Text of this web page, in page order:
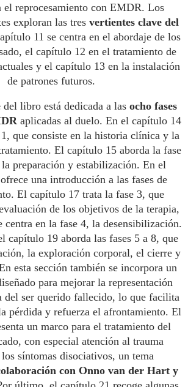
el reprocesamiento con EMDR. Los
exploran las tres vertientes clave del
11 se centra en el abordaje de los
el capítulo 12 en el tratamiento de
y el capítulo 13 en la instalación
de patrones futuros.
del libro está dedicada a las ocho fases
aplicadas al duelo. En el capítulo 14
que consiste en la historia clínica y la
El capítulo 15 aborda la fase
preparación y estabilización. En el
una introducción a las fases de
El capítulo 17 trata la fase 3, que
de los objetivos de la terapia,
centra en la fase 4, la desensibilización.
capítulo 19 aborda las fases 5 a 8, que
la exploración corporal, el cierre y
esta sección también se incorpora un
para mejorar la representación
del ser querido fallecido, lo que facilita
pérdida y refuerza el afrontamiento. El
un marco para el tratamiento del
con especial atención al trauma
síntomas disociativos, un tema
con Onno van der Hart y